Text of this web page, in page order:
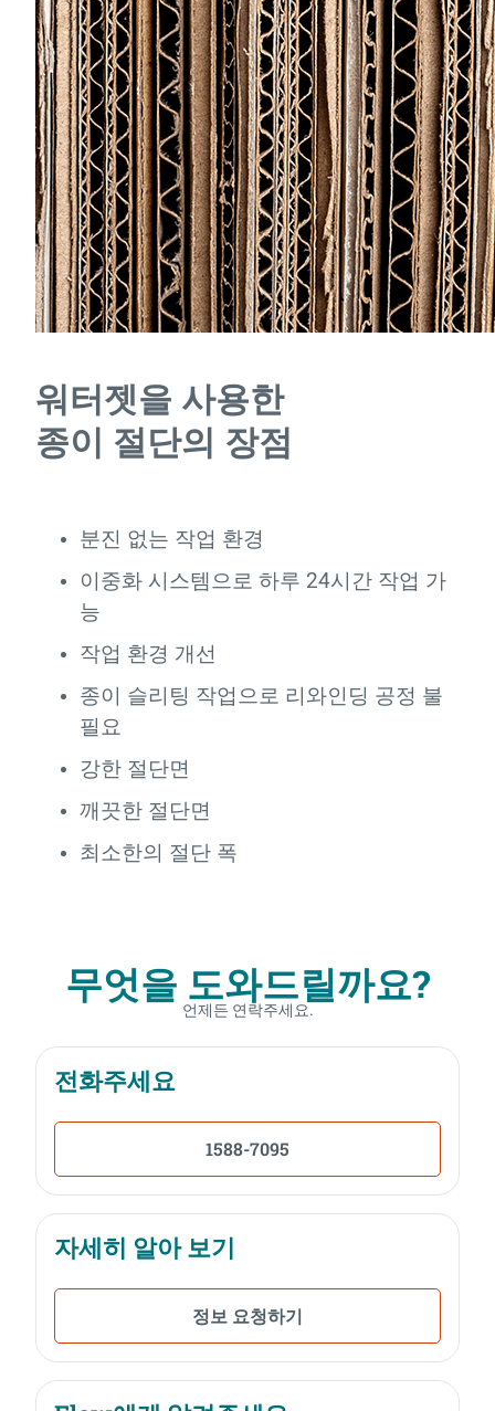
워터젯을 사용한
종이 절단의 장점
분진 없는 작업 환경
이중화 시스템으로 하루 24시간 작업 가
능
작업 환경 개선
종이 슬리팅 작업으로 리와인딩 공정 불
필요
강한 절단면
깨끗한 절단면
최소한의 절단 폭
무엇을 도와드릴까요?
언제든 연락주세요.
전화주세요
1588-7095
자세히 알아 보기
정보 요청하기